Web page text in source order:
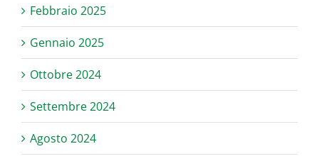
Febbraio 2025
Gennaio 2025
Ottobre 2024
Settembre 2024
Agosto 2024